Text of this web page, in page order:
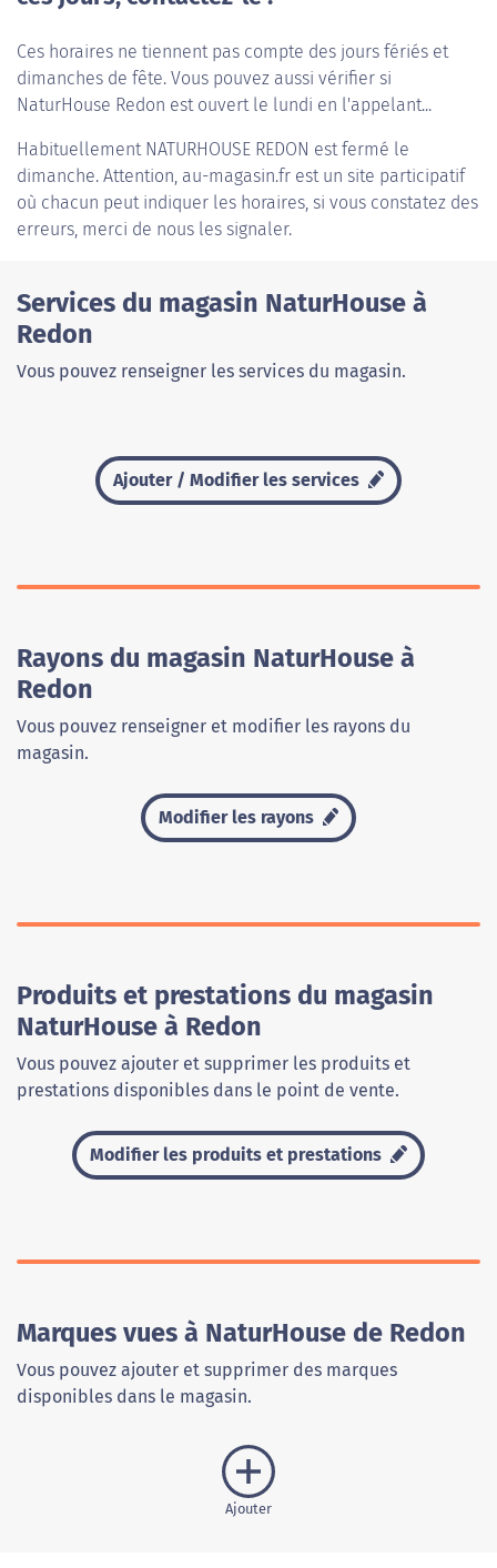
Ces horaires ne tiennent pas compte des jours fériés et
dimanches de fête. Vous pouvez aussi vérifier si
NaturHouse Redon est ouvert le lundi en l'appelant...
Habituellement NATURHOUSE REDON est fermé le
dimanche. Attention, au-magasin.fr est un site participatif
où chacun peut indiquer les horaires, si vous constatez des
erreurs, merci de nous les signaler.
Services du magasin NaturHouse à
Redon
Vous pouvez renseigner les services du magasin.
Ajouter / Modifier les services
Rayons du magasin NaturHouse à
Redon
Vous pouvez renseigner et modifier les rayons du
magasin.
Modifier les rayons
Produits et prestations du magasin
NaturHouse à Redon
Vous pouvez ajouter et supprimer les produits et
prestations disponibles dans le point de vente.
Modifier les produits et prestations
Marques vues à NaturHouse de Redon
Vous pouvez ajouter et supprimer des marques
disponibles dans le magasin.
Ajouter